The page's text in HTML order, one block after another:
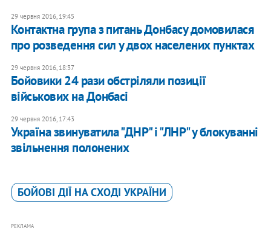
29 червня 2016, 19:45
Контактна група з питань Донбасу домовилася
про розведення сил у двох населених пунктах
29 червня 2016, 18:37
Бойовики 24 рази обстріляли позиції
військових на Донбасі
29 червня 2016, 17:43
Україна звинуватила "ДНР" і "ЛНР" у блокуванні
звільнення полонених
БОЙОВІ ДІЇ НА СХОДІ УКРАЇНИ
РЕКЛАМА